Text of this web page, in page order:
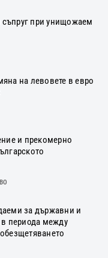
при унищожаем
на левовете в евро
и прекомерно
за държавни и
периода между